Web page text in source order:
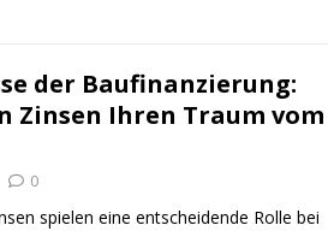
der Baufinanzierung:
Zinsen Ihren Traum vom
0
spielen eine entscheidende Rolle bei